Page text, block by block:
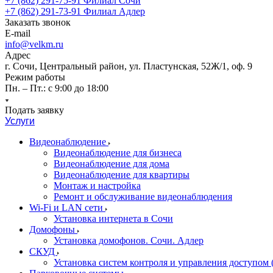
+7 (862) 291-73-91 Филиал Адлер
Заказать звонок
E-mail
info@velkm.ru
Адрес
г. Сочи, Центральный район, ул. Пластунская, 52Ж/1, оф. 9
Режим работы
Пн. – Пт.: с 9:00 до 18:00
Подать заявку
Услуги
Видеонаблюдение
Видеонаблюдение для бизнеса
Видеонаблюдение для дома
Видеонаблюдение для квартиры
Монтаж и настройка
Ремонт и обслуживание видеонаблюдения
Wi-Fi и LAN сети
Установка интернета в Сочи
Домофоны
Установка домофонов. Сочи. Адлер
СКУД
Установка систем контроля и управления